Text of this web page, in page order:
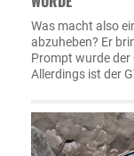
Was macht also
abzuheben? Er
Prompt wurde der
Allerdings ist der